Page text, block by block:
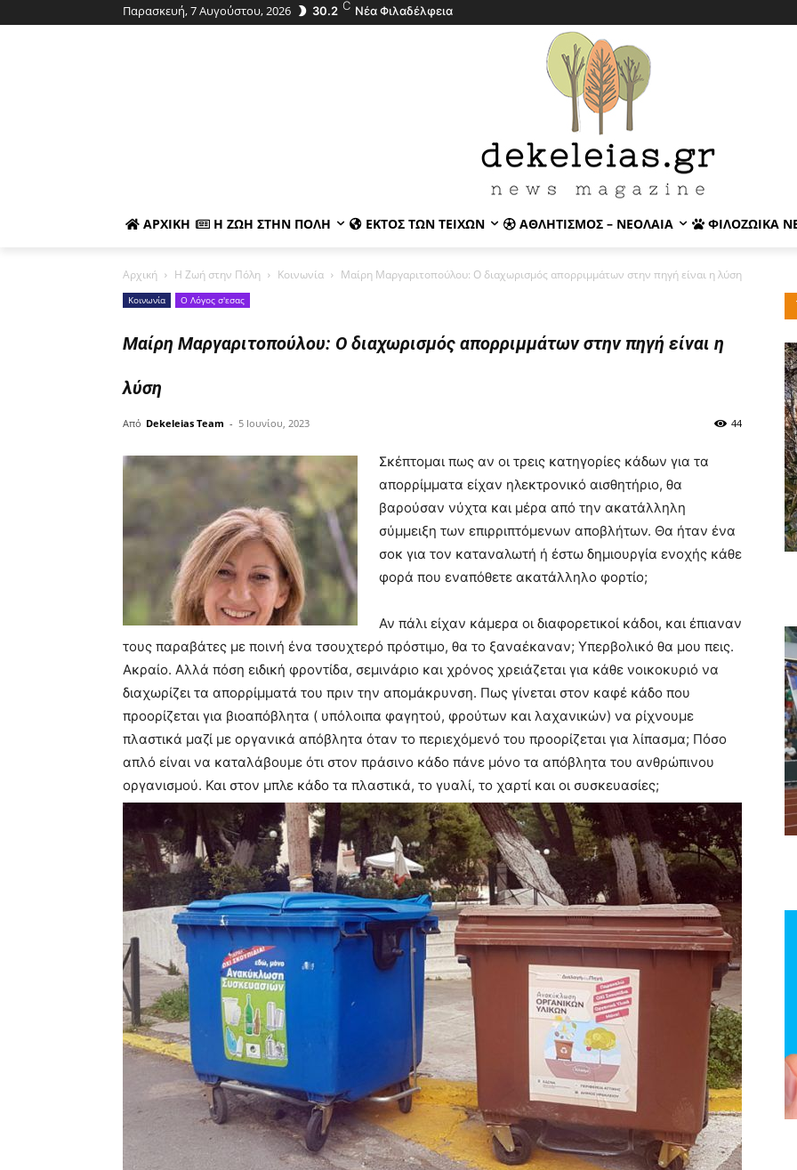
Παρασκευή, 7 Αυγούστου, 2026 30.2 C Νέα Φιλαδέλφεια
ΑΡΧΙΚΉ Η ΖΩΉ ΣΤΗΝ ΠΌΛΗ ΕΚΤΌΣ ΤΩΝ ΤΕΙΧΏΝ ΑΘΛΗΤΙΣΜΌΣ – ΝΕΟΛΑΊΑ ΦΙΛΟΖΩΙΚΆ
Αρχική Η Ζωή στην Πόλη Κοινωνία Μαίρη Μαργαριτοπούλου: Ο διαχωρισμός απορριμμάτων στην πηγή είναι η λύση
Κοινωνία Ο Λόγος σ'εσας
Μαίρη Μαργαριτοπούλου: Ο διαχωρισμός απορριμμάτων στην πηγή είναι η
λύση
Από Dekeleias Team - 5 Ιουνίου, 2023 44
Σκέπτομαι πως αν οι τρεις κατηγορίες κάδων για τα
απορρίμματα είχαν ηλεκτρονικό αισθητήριο, θα
βαρούσαν νύχτα και μέρα από την ακατάλληλη
σύμμειξη των επιρριπτόμενων αποβλήτων. Θα ήταν ένα
σοκ για τον καταναλωτή ή έστω δημιουργία ενοχής κάθε
φορά που εναπόθετε ακατάλληλο φορτίο;
Αν πάλι είχαν κάμερα οι διαφορετικοί κάδοι, και έπιαναν
τους παραβάτες με ποινή ένα τσουχτερό πρόστιμο, θα το ξαναέκαναν; Υπερβολικό θα μου πεις.
Ακραίο. Αλλά πόση ειδική φροντίδα, σεμινάριο και χρόνος χρειάζεται για κάθε νοικοκυριό να
διαχωρίζει τα απορρίμματά του πριν την απομάκρυνση. Πως γίνεται στον καφέ κάδο που
προορίζεται για βιοαπόβλητα ( υπόλοιπα φαγητού, φρούτων και λαχανικών) να ρίχνουμε
πλαστικά μαζί με οργανικά απόβλητα όταν το περιεχόμενό του προορίζεται για λίπασμα; Πόσο
απλό είναι να καταλάβουμε ότι στον πράσινο κάδο πάνε μόνο τα απόβλητα του ανθρώπινου
οργανισμού. Και στον μπλε κάδο τα πλαστικά, το γυαλί, το χαρτί και οι συσκευασίες;